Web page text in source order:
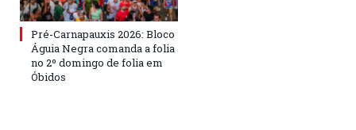
Pré-Carnapauxis 2026: Bloco
Águia Negra comanda a folia
no 2º domingo de folia em
Óbidos